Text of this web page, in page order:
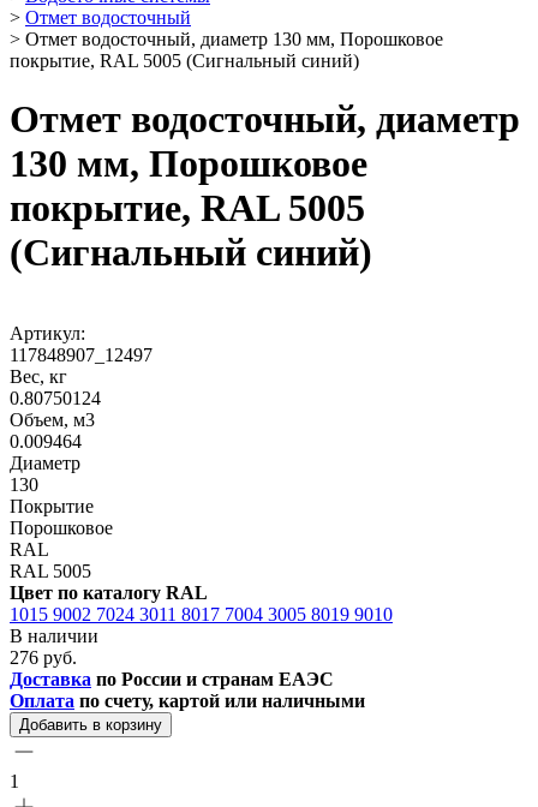
> Отмет водосточный
> Отмет водосточный, диаметр 130 мм, Порошковое
покрытие, RAL 5005 (Сигнальный синий)
Отмет водосточный, диаметр
130 мм, Порошковое
покрытие, RAL 5005
(Сигнальный синий)
Артикул:
117848907_12497
Вес, кг
0.80750124
Объем, м3
0.009464
Диаметр
130
Покрытие
Порошковое
RAL
RAL 5005
Цвет по каталогу RAL
1015 9002 7024 3011 8017 7004 3005 8019 9010
В наличии
276 руб.
Доставка по России и странам ЕАЭС
Оплата по счету, картой или наличными
Добавить в корзину
1